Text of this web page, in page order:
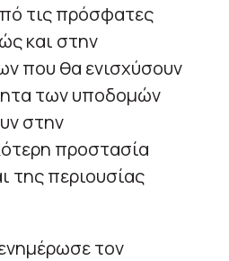
τις πρόσφατες
και στην
που θα ενισχύσουν
των υποδομών
στην
προστασία
της περιουσίας
τον